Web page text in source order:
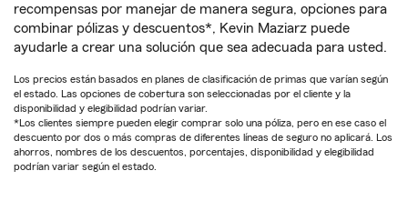
recompensas por manejar de manera segura, opciones para
combinar pólizas y descuentos*, Kevin Maziarz puede
ayudarle a crear una solución que sea adecuada para usted.
Los precios están basados en planes de clasificación de primas que varían según
el estado. Las opciones de cobertura son seleccionadas por el cliente y la
disponibilidad y elegibilidad podrían variar.
*Los clientes siempre pueden elegir comprar solo una póliza, pero en ese caso el
descuento por dos o más compras de diferentes líneas de seguro no aplicará. Los
ahorros, nombres de los descuentos, porcentajes, disponibilidad y elegibilidad
podrían variar según el estado.